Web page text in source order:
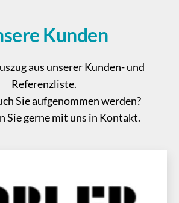
Kunden
aus unserer Kunden- und
Referenzliste.
Sie aufgenommen werden?
Sie gerne mit uns in Kontakt.